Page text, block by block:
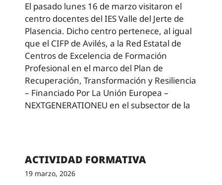
El pasado lunes 16 de marzo visitaron el
centro docentes del IES Valle del Jerte de
Plasencia. Dicho centro pertenece, al igual
que el CIFP de Avilés, a la Red Estatal de
Centros de Excelencia de Formación
Profesional en el marco del Plan de
Recuperación, Transformación y Resiliencia
– Financiado Por La Unión Europea –
NEXTGENERATIONEU en el subsector de la
ACTIVIDAD FORMATIVA
19 marzo, 2026